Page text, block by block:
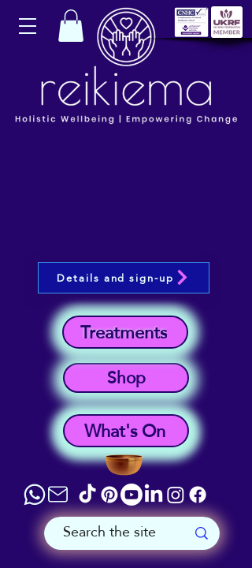
What's On
Shop
Treatments
Details and sign-up